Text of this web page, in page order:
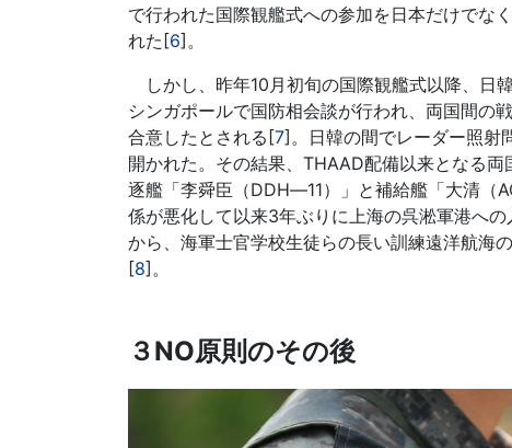
で行われた国際観艦式への参加を日本だけでな
れた[6]。
しかし、昨年10月初旬の国際観艦式以降、日
シンガポールで国防相会談が行われ、両国間の
合意したとされる[7]。日韓の間でレーダー照射
開かれた。その結果、THAAD配備以来となる
逐艦「李舜臣（DDH―11）」と補給艦「大清（
係が悪化して以来3年ぶりに上海の呉淞軍港へ
から、海軍士官学校生徒らの長い訓練遠洋航海
[8]。
３NO原則のその後